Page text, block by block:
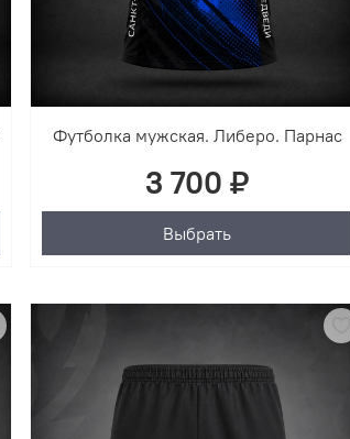
Футболка мужская. Либеро. Парнас
3 700 ₽
Выбрать